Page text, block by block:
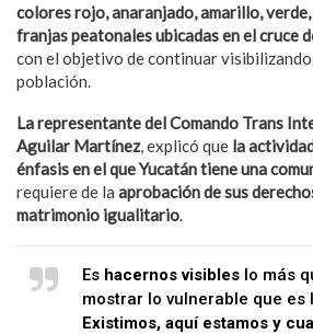
colores rojo, anaranjado, amarillo,
franjas peatonales ubicadas en el cruce
con el objetivo de continuar
población.
La representante del Comando Trans
Aguilar Martínez, explicó que la
énfasis en el que Yucatán tiene una
requiere de la aprobación de sus
matrimonio igualitario.
Es hacernos visibles lo más
mostrar lo vulnerable que es
Existimos, aquí estamos y